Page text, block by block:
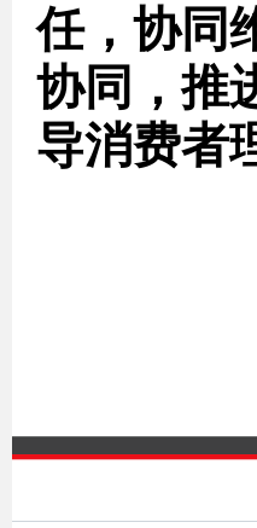
任，协同
协同，推
导消费者